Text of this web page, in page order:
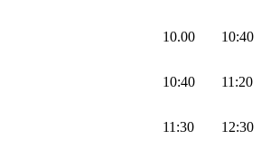
10.00 10:40
10:40 11:20
11:30 12:30